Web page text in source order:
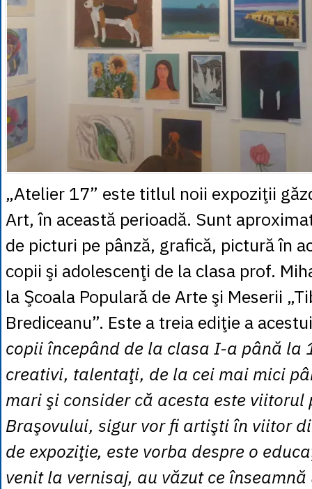
„Atelier 17” este titlul noii expoziţii
Art, în această perioadă. Sunt
de picturi pe pânză, grafică, pictură în
copii şi adolescenţi de la clasa prof.
la Şcoala Populară de Arte şi Meserii
Brediceanu”. Este a treia ediţie a
copii începând de la clasa I-a până la
creativi, talentaţi, de la cei mai mici
mari şi consider că acesta este viitorul
Braşovului, sigur vor fi artişti în viitor
de expoziţie, este vorba despre o
venit la vernisaj, au văzut ce